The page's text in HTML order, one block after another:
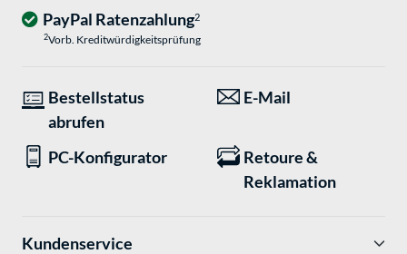
PayPal Ratenzahlung2
2Vorb. Kreditwürdigkeitsprüfung
Bestellstatus
abrufen
E-Mail
PC-Konfigurator
Retoure &
Reklamation
Kundenservice